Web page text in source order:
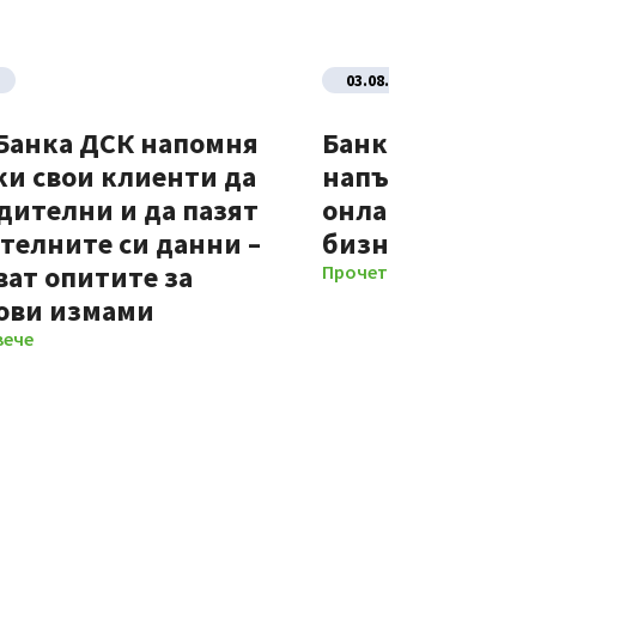
ДСК напомня
свои клиенти да
и да пазят
си данни –
опитите за
измами
03.08.2026
Банка ДСК стартира
напълно
онлайн процес за нови
бизнес клиенти
Прочети повече